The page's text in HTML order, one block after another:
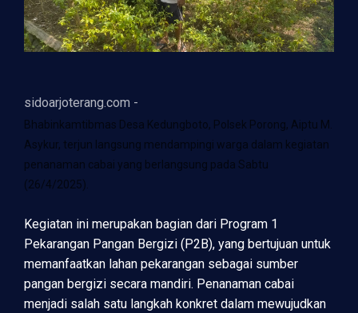
sidoarjoterang.com -
Bhabinkamtibmas Desa Kedungboto, Polsek Porong, Aiptu M.
Asykur, terjun langsung mendampingi warga dalam kegiatan
penanaman cabai yang berlangsung pada Sabtu
(26/4/2025).
Kegiatan ini merupakan bagian dari Program 1
Pekarangan Pangan Bergizi (P2B), yang bertujuan untuk
memanfaatkan lahan pekarangan sebagai sumber
pangan bergizi secara mandiri. Penanaman cabai
menjadi salah satu langkah konkret dalam mewujudkan